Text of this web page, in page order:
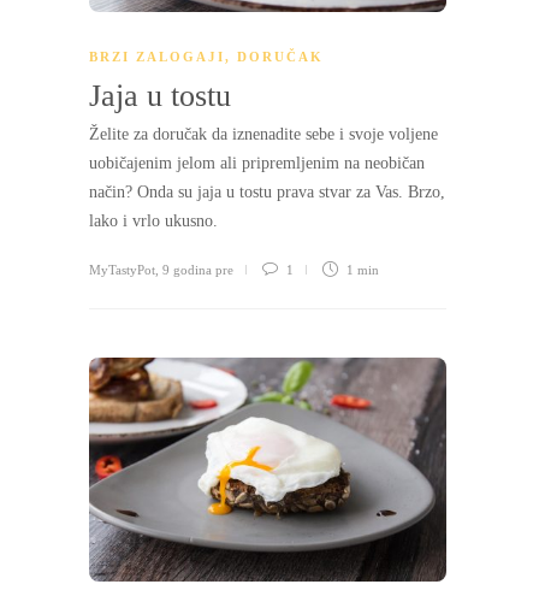
BRZI ZALOGAJI, DORUČAK
Jaja u tostu
Želite za doručak da iznenadite sebe i svoje voljene
uobičajenim jelom ali pripremljenim na neobičan
način? Onda su jaja u tostu prava stvar za Vas. Brzo,
lako i vrlo ukusno.
MyTastyPot 9 godina pre 1 1 min